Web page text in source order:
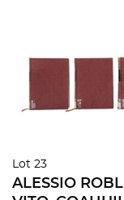
Lot 23
ALESSIO